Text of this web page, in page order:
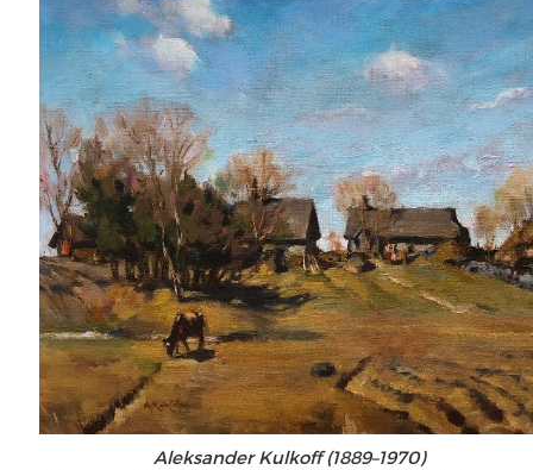
Aleksander Kulkoff (1889–1970)